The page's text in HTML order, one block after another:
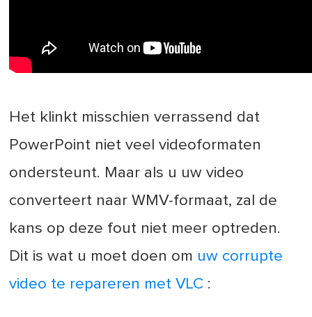
Het klinkt misschien verrassend dat
PowerPoint niet veel videoformaten
ondersteunt. Maar als u uw video
converteert naar WMV-formaat, zal de
kans op deze fout niet meer optreden.
Dit is wat u moet doen om uw corrupte
video te repareren met VLC :